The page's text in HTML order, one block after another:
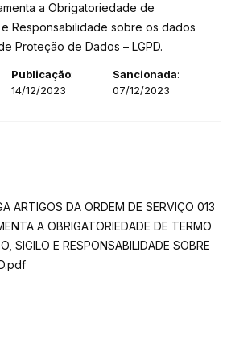
a Obrigatoriedade de
Responsabilidade sobre os dados
Proteção de Dados – LGPD.
Publicação:
14/12/2023
Sancionada:
07/12/2023
ARTIGOS DA ORDEM DE SERVIÇO 013
A OBRIGATORIEDADE DE TERMO
SIGILO E RESPONSABILIDADE SOBRE